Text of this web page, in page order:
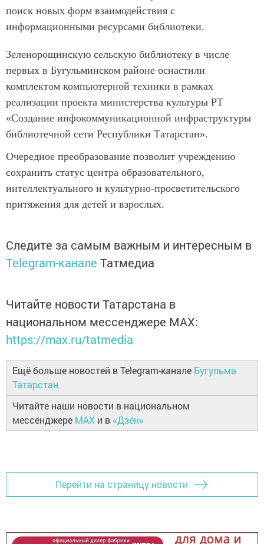
поиск новых форм взаимодействия с
информационными ресурсами библиотеки.
Зеленорощинскую сельскую библиотеку в числе
первых в Бугульминском районе оснастили
комплектом компьютерной техники в рамках
реализации проекта министерства культуры РТ
«Создание инфокоммуникационной инфраструктуры
библиотечной сети Республики Татарстан».
Очередное преобразование позволит учреждению
сохранить статус центра образовательного,
интеллектуального и культурно-просветительского
притяжения для детей и взрослых.
Следите за самым важным и интересным в
Telegram-канале Татмедиа
Читайте новости Татарстана в
национальном мессенджере MАХ:
https://max.ru/tatmedia
Ещё больше новостей в Telegram-канале Бугульма
Татарстан
Читайте наши новости в национальном
мессенджере MAX и в «Дзен»
Перейти на страницу новости